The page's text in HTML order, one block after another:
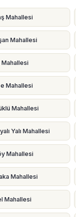
Mahallesi
Mahallesi
Mahallesi
Mahallesi
Mahallesi
Yalı Mahallesi
Mahallesi
Mahallesi
Mahallesi